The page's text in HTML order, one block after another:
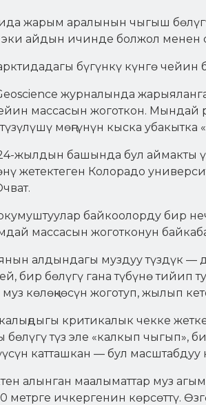
жарым аралынын чыгыш
эки айдын ичинде болжол менен
бүгүнкү күнгө чейин
журналында
массасын жоготкон. Мындай
мөңгүнүн кыска
жылдын башында бул аймакты
жетектеген Колорадо
байкоолорду бир
массасын жоготконун
алдындагы муздуу түздүк —
бир бөлүгү гана түбүнө тийип
көлөңкөсүн жоготуп, жылып
критикалык чекке
бөлүгү түз эле «калкып чыгып»,
катташкан — бул
алынган маалыматтар муз
метрге ичкергенин көрсөттү.